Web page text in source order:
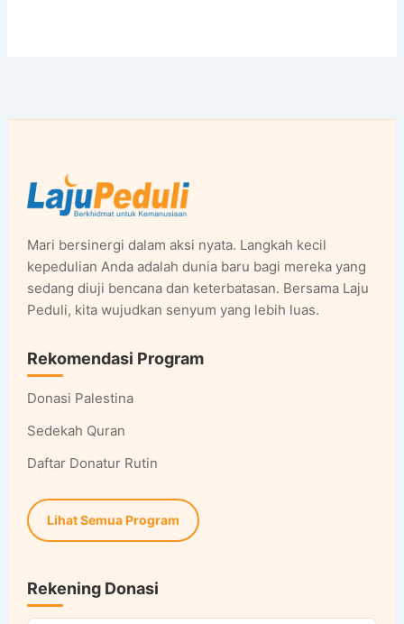
Mari bersinergi dalam aksi nyata. Langkah kecil
kepedulian Anda adalah dunia baru bagi mereka yang
sedang diuji bencana dan keterbatasan. Bersama Laju
Peduli, kita wujudkan senyum yang lebih luas.
Rekomendasi Program
Donasi Palestina
Sedekah Quran
Daftar Donatur Rutin
Lihat Semua Program
Rekening Donasi